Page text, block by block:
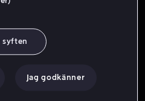
Paris och Quasimodo
Paris och Quasimodo
På cirkusen visar den
den vackra Madellaine.
syften
Jag godkänner